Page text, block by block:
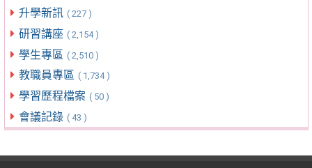
升學新訊 ( 227 )
研習講座 ( 2,154 )
學生專區 ( 2,510 )
教職員專區 ( 1,734 )
學習歷程檔案 ( 50 )
會議記錄 ( 43 )